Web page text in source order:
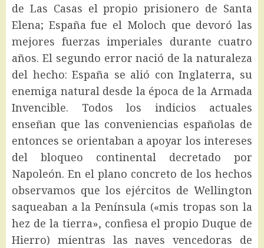
de Las Casas el propio prisionero de Santa
Elena; España fue el Moloch que devoró las
mejores fuerzas imperiales durante cuatro
años. El segundo error nació de la naturaleza
del hecho: España se alió con Inglaterra, su
enemiga natural desde la época de la Armada
Invencible. Todos los indicios actuales
enseñan que las conveniencias españolas de
entonces se orientaban a apoyar los intereses
del bloqueo continental decretado por
Napoleón. En el plano concreto de los hechos
observamos que los ejércitos de Wellington
saqueaban a la Península («mis tropas son la
hez de la tierra», confiesa el propio Duque de
Hierro) mientras las naves vencedoras de